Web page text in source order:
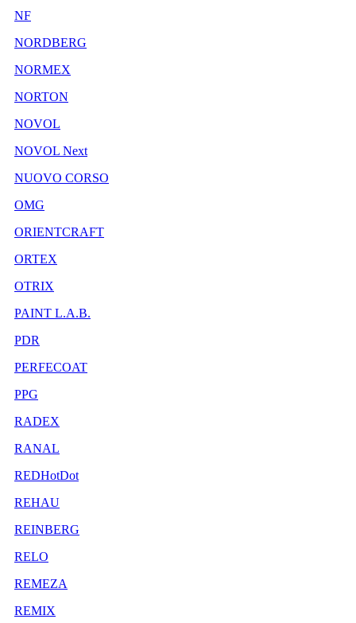
NF
NORDBERG
NORMEX
NORTON
NOVOL
NOVOL Next
NUOVO CORSO
OMG
ORIENTCRAFT
ORTEX
OTRIX
PAINT L.A.B.
PDR
PERFECOAT
PPG
RADEX
RANAL
REDHotDot
REHAU
REINBERG
RELO
REMEZA
REMIX